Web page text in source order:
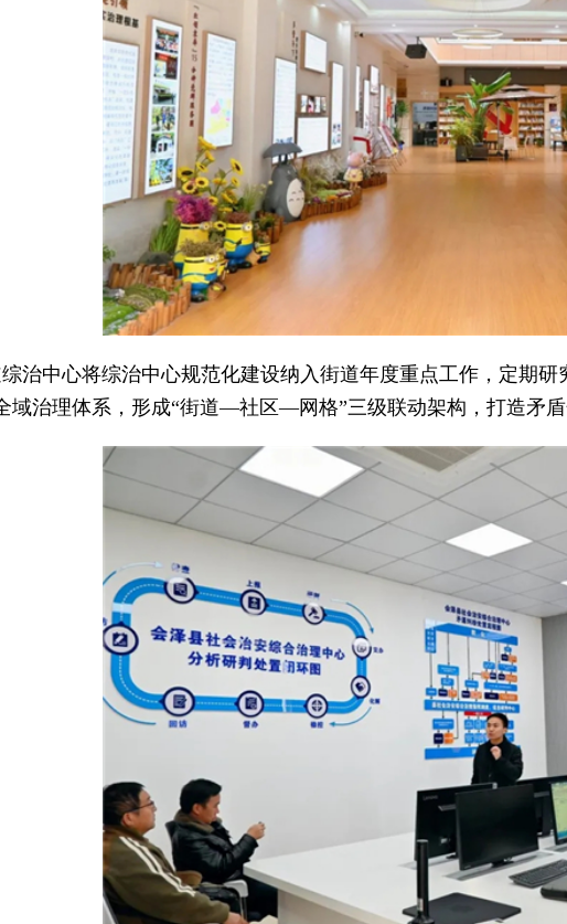
治中心将综治中心规范化建设纳入街道年度重点工作，定期
域治理体系，形成“街道—社区—网格”三级联动架构，打造矛盾